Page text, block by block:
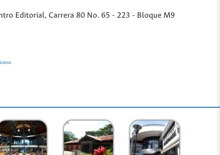
Editorial, Carrera 80 No. 65 - 223 - Bloque M9
.